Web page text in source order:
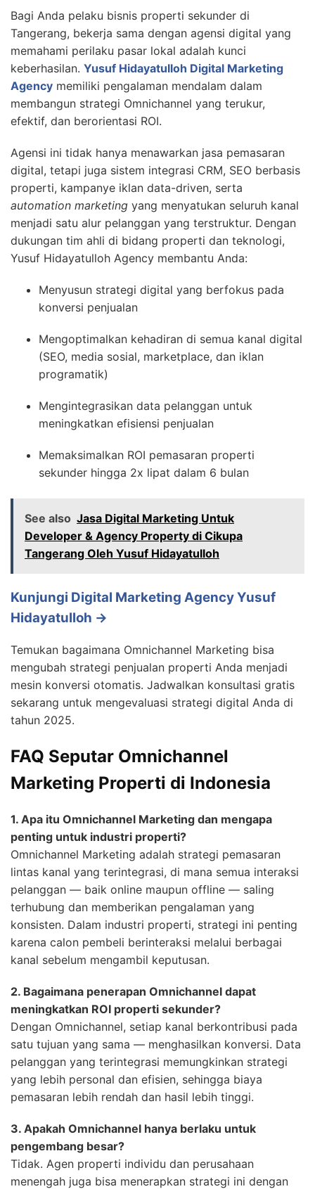
Bagi Anda pelaku bisnis properti sekunder di
Tangerang, bekerja sama dengan agensi digital yang
memahami perilaku pasar lokal adalah kunci
keberhasilan. Yusuf Hidayatulloh Digital Marketing
Agency memiliki pengalaman mendalam dalam
membangun strategi Omnichannel yang terukur,
efektif, dan berorientasi ROI.
Agensi ini tidak hanya menawarkan jasa pemasaran
digital, tetapi juga sistem integrasi CRM, SEO berbasis
properti, kampanye iklan data-driven, serta
automation marketing yang menyatukan seluruh kanal
menjadi satu alur pelanggan yang terstruktur. Dengan
dukungan tim ahli di bidang properti dan teknologi,
Yusuf Hidayatulloh Agency membantu Anda:
Menyusun strategi digital yang berfokus pada
konversi penjualan
Mengoptimalkan kehadiran di semua kanal digital
(SEO, media sosial, marketplace, dan iklan
programatik)
Mengintegrasikan data pelanggan untuk
meningkatkan efisiensi penjualan
Memaksimalkan ROI pemasaran properti
sekunder hingga 2x lipat dalam 6 bulan
See also Jasa Digital Marketing Untuk
Developer & Agency Property di Cikupa
Tangerang Oleh Yusuf Hidayatulloh
Kunjungi Digital Marketing Agency Yusuf
Hidayatulloh →
Temukan bagaimana Omnichannel Marketing bisa
mengubah strategi penjualan properti Anda menjadi
mesin konversi otomatis. Jadwalkan konsultasi gratis
sekarang untuk mengevaluasi strategi digital Anda di
tahun 2025.
FAQ Seputar Omnichannel
Marketing Properti di Indonesia
1. Apa itu Omnichannel Marketing dan mengapa
penting untuk industri properti?
Omnichannel Marketing adalah strategi pemasaran
lintas kanal yang terintegrasi, di mana semua interaksi
pelanggan — baik online maupun offline — saling
terhubung dan memberikan pengalaman yang
konsisten. Dalam industri properti, strategi ini penting
karena calon pembeli berinteraksi melalui berbagai
kanal sebelum mengambil keputusan.
2. Bagaimana penerapan Omnichannel dapat
meningkatkan ROI properti sekunder?
Dengan Omnichannel, setiap kanal berkontribusi pada
satu tujuan yang sama — menghasilkan konversi. Data
pelanggan yang terintegrasi memungkinkan strategi
yang lebih personal dan efisien, sehingga biaya
pemasaran lebih rendah dan hasil lebih tinggi.
3. Apakah Omnichannel hanya berlaku untuk
pengembang besar?
Tidak. Agen properti individu dan perusahaan
menengah juga bisa menerapkan strategi ini dengan